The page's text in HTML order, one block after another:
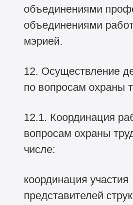
объединениями
объединениями
мэрией.
12. Осуществление
по вопросам охраны
12.1. Координация
вопросам охраны
числе:
координация участия
представителей